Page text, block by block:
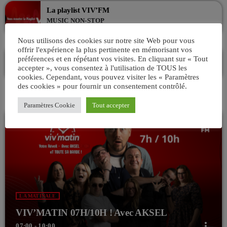
La playlist VIV’FM
MUSIC NON-STOP
La playlist VIV’FM
MUSIC NON-STOP
00:00 - 07:00
LA MATINALE
VIV’MATIN 07H/10H ! Avec AKSEL
Nous utilisons des cookies sur notre site Web pour vous
offrir l'expérience la plus pertinente en mémorisant vos
préférences et en répétant vos visites. En cliquant sur « Tout
accepter », vous consentez à l'utilisation de TOUS les
cookies. Cependant, vous pouvez visiter les « Paramètres
des cookies » pour fournir un consentement contrôlé.
Paramètres Cookie Tout accepter